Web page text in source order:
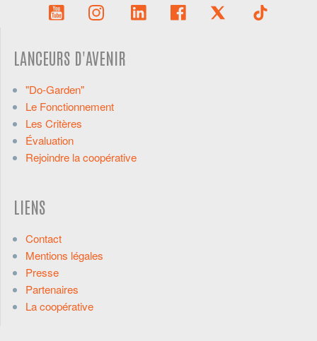
LANCEURS D'AVENIR
"Do-Garden"
Le Fonctionnement
Les Critères
Évaluation
Rejoindre la coopérative
LIENS
Contact
Mentions légales
Presse
Partenaires
La coopérative